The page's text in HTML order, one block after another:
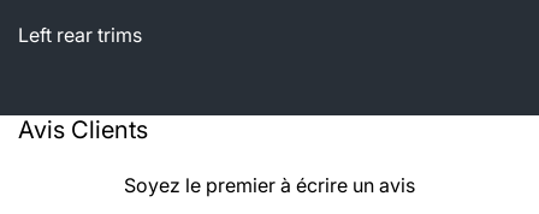
Left rear trims
Avis Clients
Soyez le premier à écrire un avis